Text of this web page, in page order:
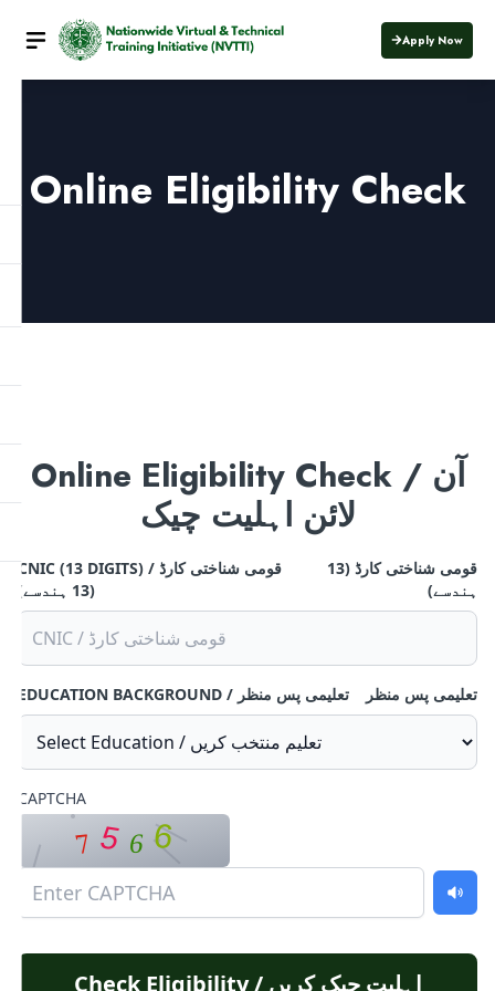
Apply Now
Online Eligibility Check
Online Eligibility Check / آن
لائن اہلیت چیک
CNIC (13 DIGITS) / قومی شناختی کارڈ
(13 ہندسے)
قومی شناختی کارڈ (13
ہندسے)
EDUCATION BACKGROUND / تعلیمی پس منظر تعلیمی پس منظر
CAPTCHA
7 5 6 6
Check Eligibility / اہلیت چیک کریں